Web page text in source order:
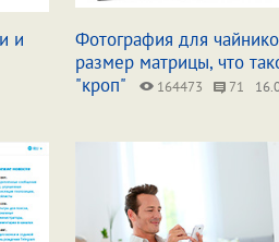
и
Фотография для
размер матрицы, что
"кроп"
164473 71